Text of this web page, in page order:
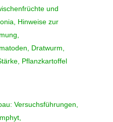
und
Hinweise zur
Dratwurm,
Pflanzkartoffel
Versuchsführungen,